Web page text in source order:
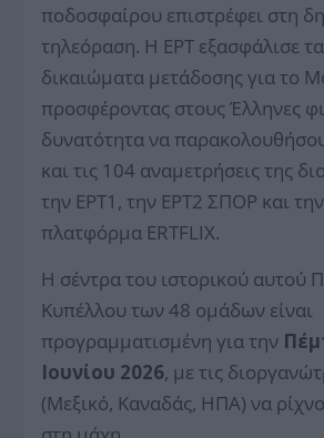
ποδοσφαίρου επιστρέφει στη
τηλεόραση. Η ΕΡΤ εξασφάλισε
δικαιώματα μετάδοσης για το
προσφέροντας στους Έλληνες
δυνατότητα να
και τις 104 αναμετρήσεις της
την ΕΡΤ1, την ΕΡΤ2 ΣΠΟΡ και
πλατφόρμα ERTFLIX.
Η σέντρα του ιστορικού αυτού
Κυπέλλου των 48 ομάδων είναι
προγραμματισμένη για την
Ιουνίου 2026, με τις
(Μεξικό, Καναδάς, ΗΠΑ) να